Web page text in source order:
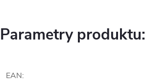
Parametry produktu:
EAN: